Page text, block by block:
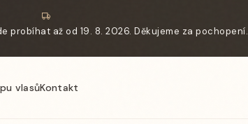
probíhat až od 19. 8. 2026. Děkujeme za pochopení.
vlasůKontakt